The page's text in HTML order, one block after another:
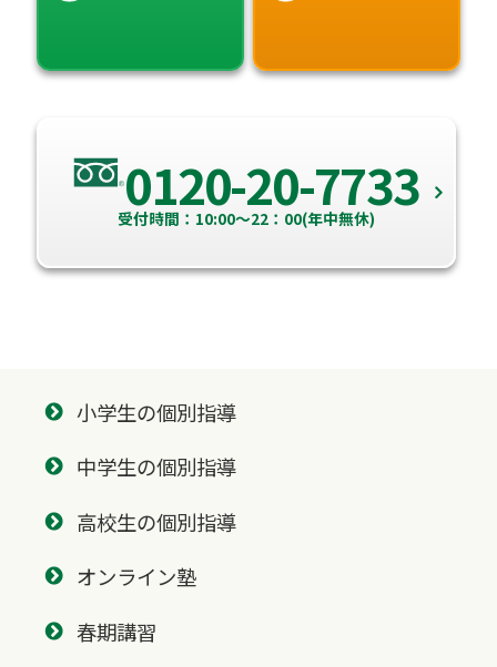
0120-20-7733
受付時間：10:00～22：00(年中無休)
小学生の個別指導
中学生の個別指導
高校生の個別指導
オンライン塾
春期講習